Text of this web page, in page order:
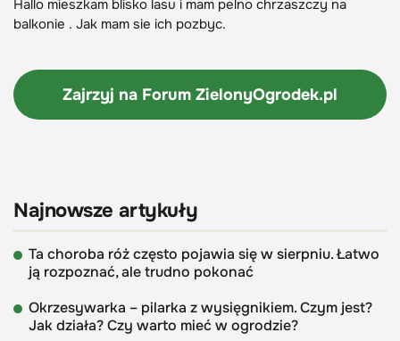
Hallo mieszkam blisko lasu i mam pelno chrzaszczy na
balkonie . Jak mam sie ich pozbyc.
Zajrzyj na Forum ZielonyOgrodek.pl
Najnowsze artykuły
Ta choroba róż często pojawia się w sierpniu. Łatwo
ją rozpoznać, ale trudno pokonać
Okrzesywarka – pilarka z wysięgnikiem. Czym jest?
Jak działa? Czy warto mieć w ogrodzie?